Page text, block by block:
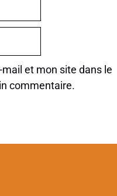
et mon site dans le
commentaire.